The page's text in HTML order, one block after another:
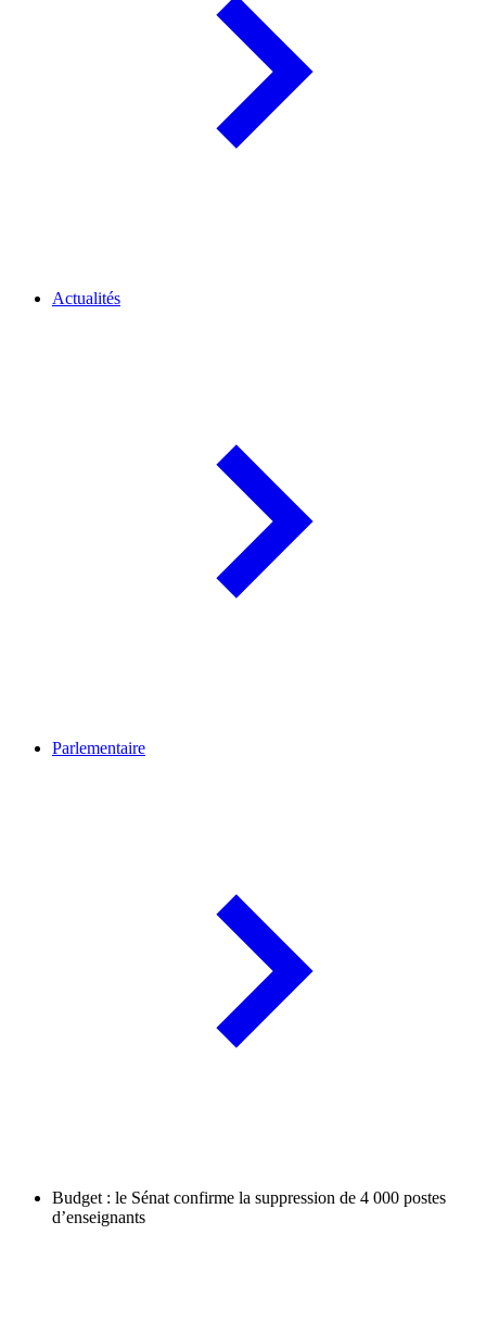
Actualités
Parlementaire
Budget : le Sénat confirme la suppression de 4 000 postes
d’enseignants